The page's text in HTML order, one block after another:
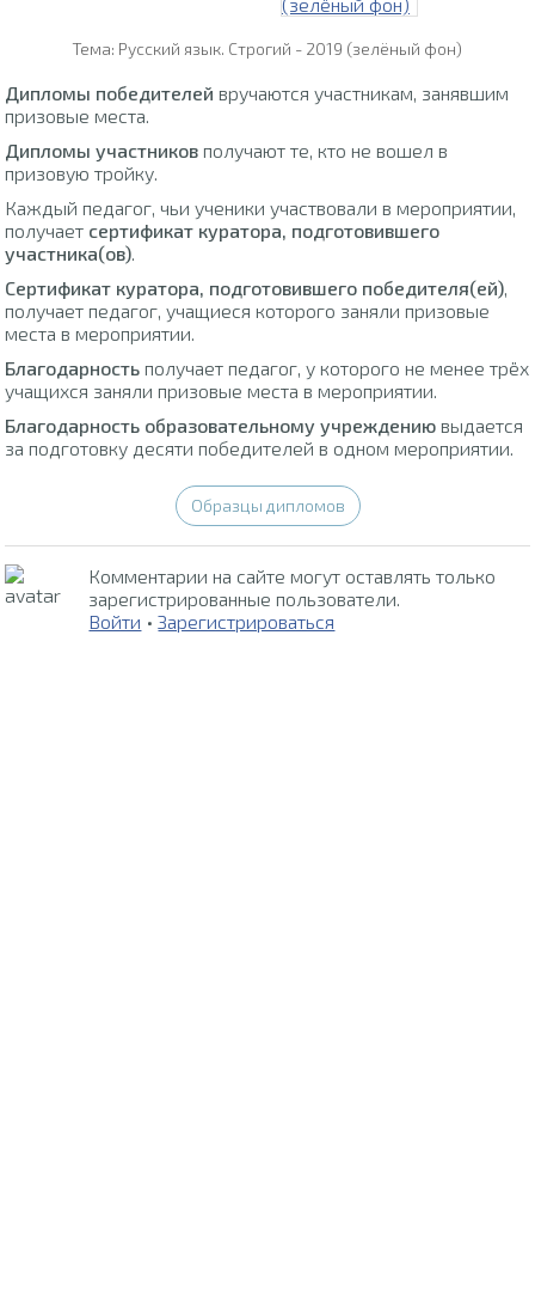
Тема: Русский язык. Строгий - 2019 (зелёный фон)
Дипломы победителей вручаются участникам, занявшим
призовые места.
Дипломы участников получают те, кто не вошел в
призовую тройку.
Каждый педагог, чьи ученики участвовали в мероприятии,
получает сертификат куратора, подготовившего
участника(ов).
Сертификат куратора, подготовившего победителя(ей),
получает педагог, учащиеся которого заняли призовые
места в мероприятии.
Благодарность получает педагог, у которого не менее трёх
учащихся заняли призовые места в мероприятии.
Благодарность образовательному учреждению выдается
за подготовку десяти победителей в одном мероприятии.
Образцы дипломов
Комментарии на сайте могут оставлять только
зарегистрированные пользователи.
Войти •Зарегистрироваться